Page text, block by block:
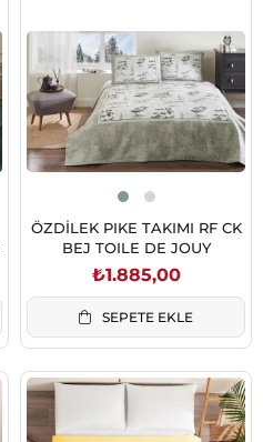
ÖZDİLEK PIKE TAKIMI RF CK
BEJ TOILE DE JOUY
₺1.885,00
SEPETE EKLE